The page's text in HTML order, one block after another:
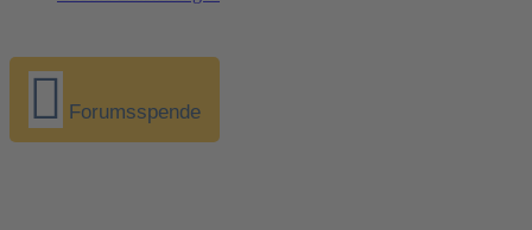
Forumsspende